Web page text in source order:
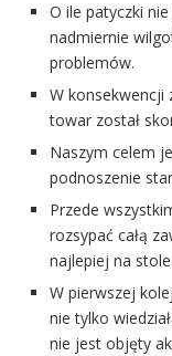
O ile patyczki
nadmiernie
problemów.
W konsekwencji
towar został
Naszym celem
podnoszenie
Przede
rozsypać całą
najlepiej na
W pierwszej
nie tylko
nie jest objęty